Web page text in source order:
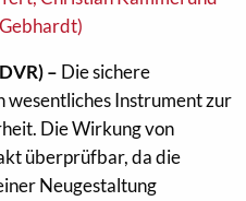
– Die sichere
wesentliches Instrument zur
Die Wirkung von
überprüfbar, da die
Neugestaltung